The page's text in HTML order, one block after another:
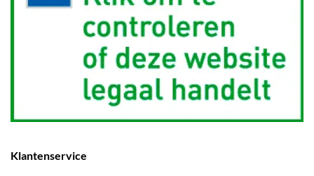
Klantenservice